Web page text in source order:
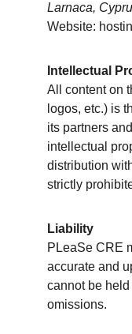
Larnaca,
Website:
Intellectual
All content on
logos, etc.) is
its partners
intellectual
distribution
strictly
Liability
PLeaSe CRE
accurate and
cannot be
omissions.